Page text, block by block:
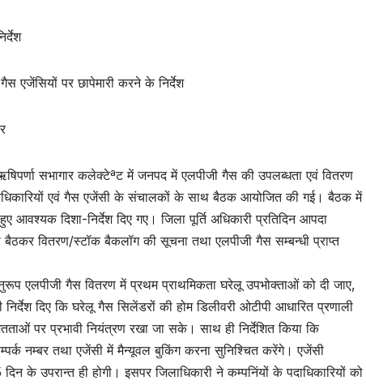
एजेंसियों पर छापेमारी करने के निर्देश
सभागार कलेक्टेªट में जनपद में एलपीजी गैस की उपलब्धता एवं वितरण
एवं गैस एजेंसी के संचालकों के साथ बैठक आयोजित की गई। बैठक में
दिशा-निर्देश दिए गए। जिला पूर्ति अधिकारी प्रतिदिन आपदा
वितरण/स्टॉक बैकलॉग की सूचना तथा एलपीजी गैस सम्बन्धी प्राप्त
एलपीजी गैस वितरण में प्रथम प्राथमिकता घरेलू उपभोक्ताओं को दी जाए,
दिए कि घरेलू गैस सिलेंडरों की होम डिलीवरी ओटीपी आधारित प्रणाली
पर प्रभावी नियंत्रण रखा जा सके। साथ ही निर्देशित किया कि
नम्बर तथा एजेंसी में मैन्यूवल बुकिंग करना सुनिश्चित करेंगे। एजेंसी
के उपरान्त ही होगी। इसपर जिलाधिकारी ने कम्पनिंयों के पदाधिकारियों को